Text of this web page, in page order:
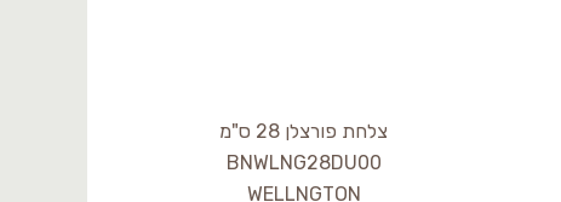
צלחת פורצלן 28 ס"מ
BNWLNG28DU00
WELLNGTON